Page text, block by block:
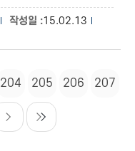
15.02.13
204 205 206 207